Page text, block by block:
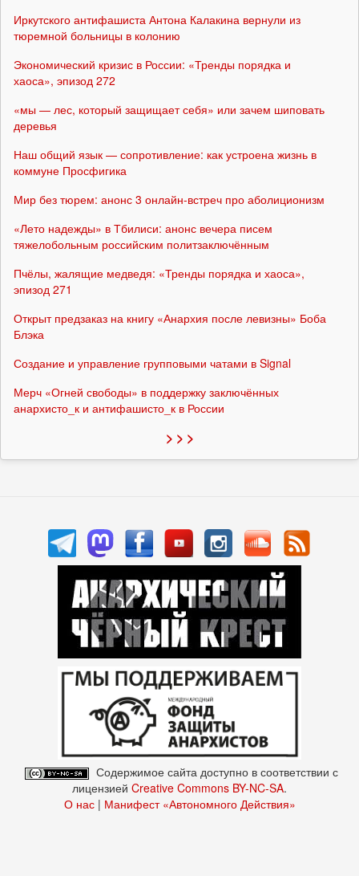
Иркутского антифашиста Антона Калакина вернули из
тюремной больницы в колонию
Экономический кризис в России: «Тренды порядка и
хаоса», эпизод 272
«мы — лес, который защищает себя» или зачем шиповать
деревья
Наш общий язык — сопротивление: как устроена жизнь в
коммуне Просфигика
Мир без тюрем: анонс 3 онлайн-встреч про аболиционизм
«Лето надежды» в Тбилиси: анонс вечера писем
тяжелобольным российским политзаключённым
Пчёлы, жалящие медведя: «Тренды порядка и хаоса»,
эпизод 271
Открыт предзаказ на книгу «Анархия после левизны» Боба
Блэка
Создание и управление групповыми чатами в Signal
Мерч «Огней свободы» в поддержку заключённых
анархисто_к и антифашисто_к в России
> > >
Содержимое сайта доступно в соответствии с
лицензией Creative Commons BY-NC-SA.
О нас| Манифест «Автономного Действия»